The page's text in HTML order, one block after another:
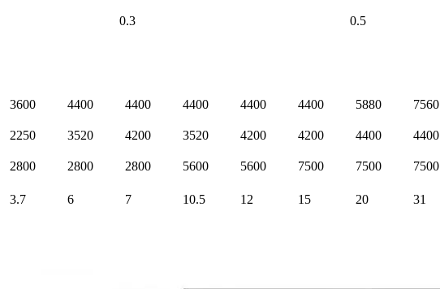
0.3 0.5
3600 4400 4400 4400 4400 4400 5880 7560
2250 3520 4200 3520 4200 4200 4400 4400
2800 2800 2800 5600 5600 7500 7500 7500
3.7 6 7 10.5 12 15 20 31